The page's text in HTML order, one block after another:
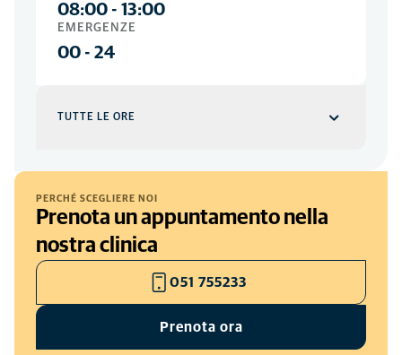
08:00 - 13:00
EMERGENZE
00 - 24
TUTTE LE ORE
GIORNI DELLA SETTIMANA
08:00-20:00
SABATO
08:00-13:00
PERCHÉ SCEGLIERE NOI
Prenota un appuntamento nella
nostra clinica
051 755233
Prenota ora